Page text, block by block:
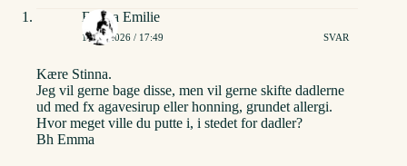
Emma Emilie
16/02/2026 / 17:49 SVAR
Kære Stinna.
Jeg vil gerne bage disse, men vil gerne skifte dadlerne
ud med fx agavesirup eller honning, grundet allergi.
Hvor meget ville du putte i, i stedet for dadler?
Bh Emma